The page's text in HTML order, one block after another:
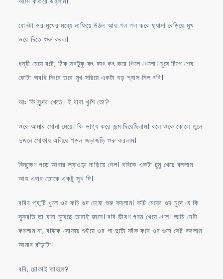
ধোনটা ওর মুখের মধ্যে লাফিয়ে উঠল আর গল গল করে ফ্যাদা বেড়িয়ে মুখ
ভরে দিতে শুরু করল।
ধন্যী মেয়ে বটে, ঠিক সবটুকু কৎ কাৎ কৎ করে গিলে খেলো। চুষে টিপে শেষ
ফোটা অবধি নিংরে তবে মুখ সরিয়ে একটা বড় শ্বাস নিল ববি।
আঃ কি সুন্দর খেতে। ই বাবা খুশি তো?
ওরে আমার সোনা মেয়ে। কি ভাগ্য করে জন্ম দিয়েছিলাম। বলে ওকে কোলে তুলে
দুজনে সোফায় এলিয়ে পড়ল জড়াজড়ি শুরু করলাম।
কিছুক্ষণ পড়ে আবার ল্যাওড়া দাড়িয়ে গেল। ববিকে একটা চুমু খেয়ে বললাম
আয় এবার তোকে একটু সুখ দি।
ববির প্যান্টি খুলে ওর কচি গুদ চোষা শুরু করলাম। কচি মেয়ের গুদ চুদে যে কি
স্ফুরতি তা যারা চুষেছে তারাই জানে। ববি ভীষণ গরম খেয়ে গেল। আমি দেরী
করলাম না, ববিকে সোফায় শুইয়ে ওর পা দুটো ফাঁক করে ওর গুদে সেট করলাম
আমার বাঁড়াটা।
ববি, ঢোকাই তাহলে?